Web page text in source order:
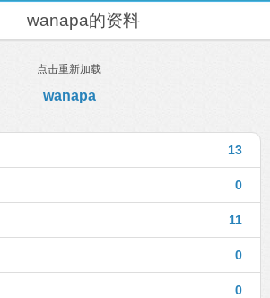
wanapa的资料
点击重新加载
wanapa
13
0
11
0
0